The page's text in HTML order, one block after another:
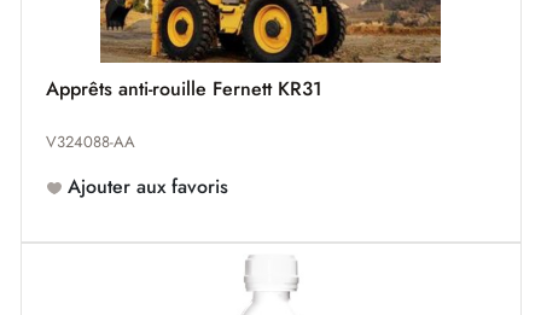
Apprêts anti-rouille Fernett KR31
V324088-AA
Ajouter aux favoris